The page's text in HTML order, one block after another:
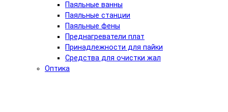
Паяльные ванны
Паяльные станции
Паяльные фены
Преднагреватели плат
Принадлежности для пайки
Средства для очистки жал
Оптика